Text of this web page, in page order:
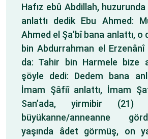
Hafız ebû Abdillah,
anlattı dedik Ebu Ahmed:
Ahmed el Şa’bî bana anlattı, o
bin Abdurrahman el Erzenânî
da: Tahir bin Harmele bize
şöyle dedi: Dedem bana
İmam Şâfiî anlattı, İmam
San’ada, yirmibir (21)
büyükanne/anneanne
yaşında âdet görmüş, on